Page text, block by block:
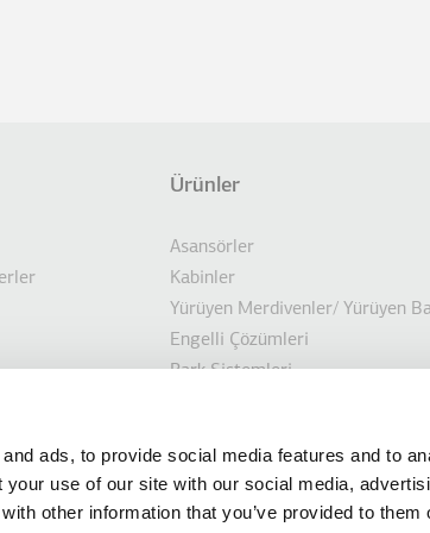
ads, to provide social media features and to
use of our site with our social media,
other information that you’ve provided to them
Ürünler
Asansörler
Kabinler
Yürüyen Merdivenler/ Yürüyen
Engelli Çözümleri
Park Sistemleri
Modernizasyon çözümleri